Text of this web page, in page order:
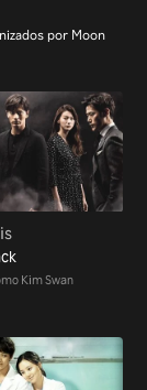
por Moon
Kim Swan